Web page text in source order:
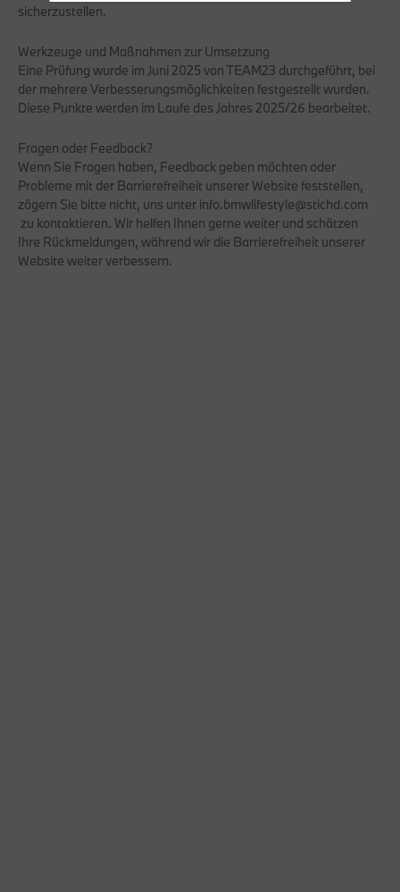
sicherzustellen.
Werkzeuge und Maßnahmen zur Umsetzung
Eine Prüfung wurde im Juni 2025 von TEAM23 durchgeführt, bei
der mehrere Verbesserungsmöglichkeiten festgestellt wurden.
Diese Punkte werden im Laufe des Jahres 2025/26 bearbeitet.
Fragen oder Feedback?
Wenn Sie Fragen haben, Feedback geben möchten oder
Probleme mit der Barrierefreiheit unserer Website feststellen,
zögern Sie bitte nicht, uns unter info.bmwlifestyle@stichd.com
zu kontaktieren. Wir helfen Ihnen gerne weiter und schätzen
Ihre Rückmeldungen, während wir die Barrierefreiheit unserer
Website weiter verbessern.